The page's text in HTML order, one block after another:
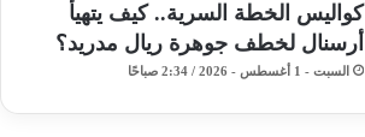
كواليس الخطة السرية.. كيف يتهيأ
أرسنال لخطف جوهرة ريال مدريد؟
السبت - 1 أغسطس - 2026 / 2:34 صباحًا